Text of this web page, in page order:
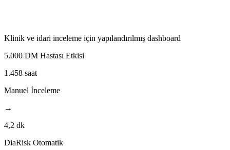
Klinik ve idari inceleme için yapılandırılmış dashboard
5.000 DM Hastası Etkisi
1.458 saat
Manuel İnceleme
→
4,2 dk
DiaRisk Otomatik